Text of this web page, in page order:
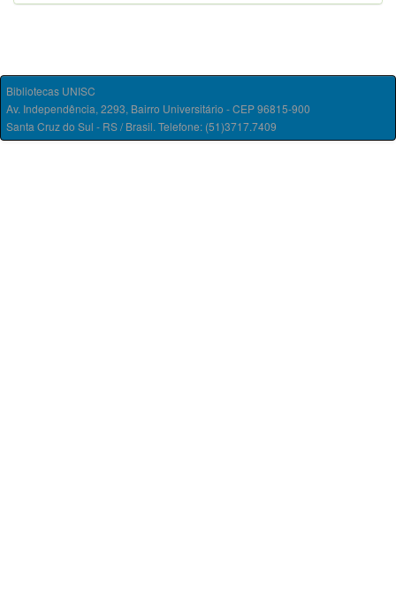
Bibliotecas UNISC
Av. Independência, 2293, Bairro Universitário - CEP 96815-900
Santa Cruz do Sul - RS / Brasil. Telefone: (51)3717.7409